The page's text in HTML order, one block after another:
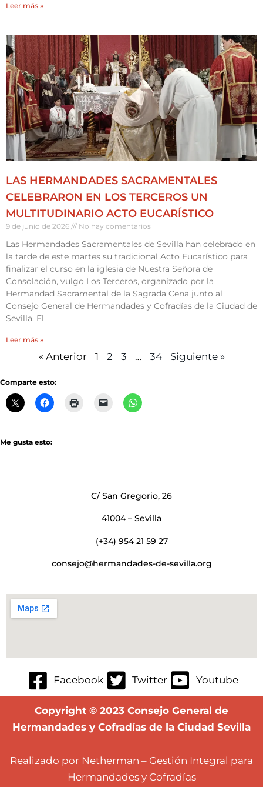
Leer más »
LAS HERMANDADES SACRAMENTALES
CELEBRARON EN LOS TERCEROS UN
MULTITUDINARIO ACTO EUCARÍSTICO
9 de junio de 2026 No hay comentarios
Las Hermandades Sacramentales de Sevilla han celebrado en
la tarde de este martes su tradicional Acto Eucarístico para
finalizar el curso en la iglesia de Nuestra Señora de
Consolación, vulgo Los Terceros, organizado por la
Hermandad Sacramental de la Sagrada Cena junto al
Consejo General de Hermandades y Cofradías de la Ciudad de
Sevilla. El
Leer más »
« Anterior 1 2 3 … 34 Siguiente »
Comparte esto:
Me gusta esto:
C/ San Gregorio, 26
41004 – Sevilla
(+34) 954 21 59 27
consejo@hermandades-de-sevilla.org
Facebook Twitter Youtube
Copyright © 2023 Consejo General de
Hermandades y Cofradías de la Ciudad Sevilla
Realizado por Netherman – Gestión Integral para
Hermandades y Cofradías